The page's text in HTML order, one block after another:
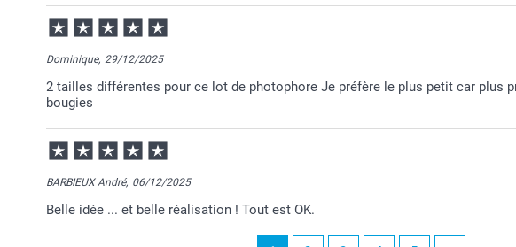
24/03/2026
08:20
Merci pour votre commande Jessica et je suis heureuse d'apprendre que
bougeoirs.
Passez une agréable journée.
Cordialement,
Dominique, 29/12/2025
2 tailles différentes pour ce lot de photophore Je préfère le plus petit car plus
bougies
BARBIEUX André, 06/12/2025
Belle idée ... et belle réalisation ! Tout est OK.